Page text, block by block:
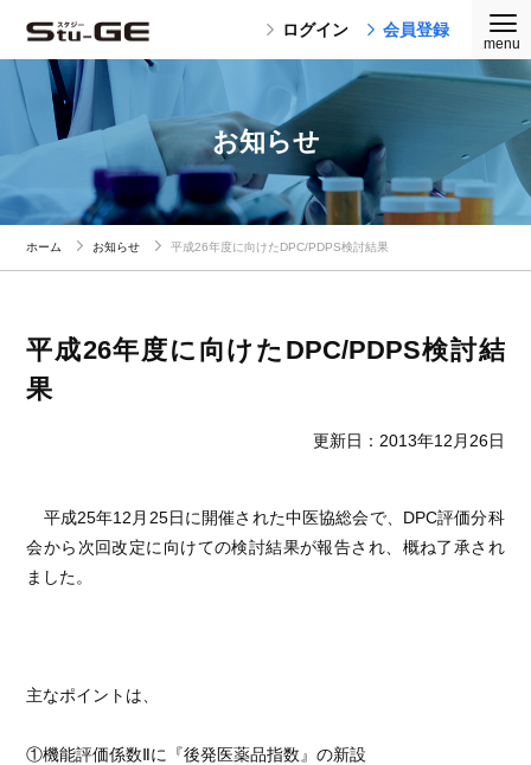
ログイン 会員登録
お知らせ
ホーム お知らせ 平成26年度に向けたDPC/PDPS検討結果
平成26年度に向けたDPC/PDPS検討結
果
更新日：2013年12月26日
平成25年12月25日に開催された中医協総会で、DPC評価分科
会から次回改定に向けての検討結果が報告され、概ね了承され
ました。
主なポイントは、
①機能評価係数Ⅱに『後発医薬品指数』の新設